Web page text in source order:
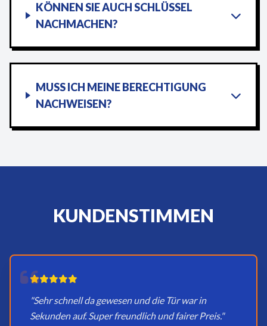
KÖNNEN SIE AUCH SCHLÜSSEL
NACHMACHEN?
MUSS ICH MEINE BERECHTIGUNG
NACHWEISEN?
KUNDENSTIMMEN
"Sehr schnell da gewesen und die Tür war in
Sekunden auf. Super freundlich und fairer Preis."